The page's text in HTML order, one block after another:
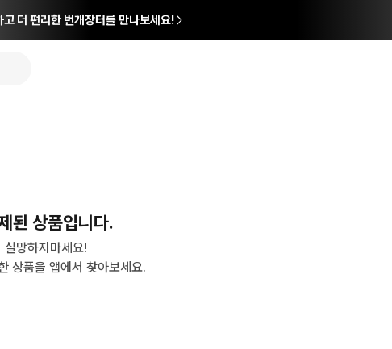
더 편리한 번개장터를 만나보세요!
된 상품입니다.
실망하지마세요!
상품을 앱에서 찾아보세요.